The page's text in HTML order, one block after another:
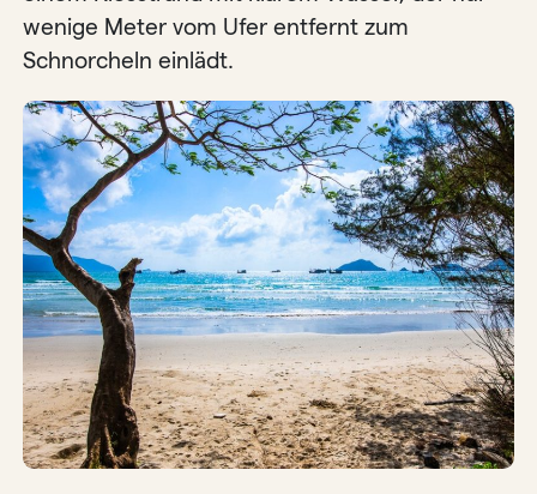
wenige Meter vom Ufer entfernt zum
Schnorcheln einlädt.